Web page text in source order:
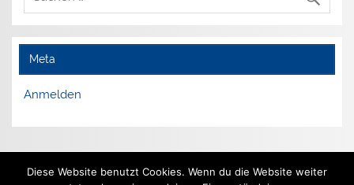
Meta
Anmelden
Impressum
Diese Website benutzt Cookies. Wenn du die Website weiter